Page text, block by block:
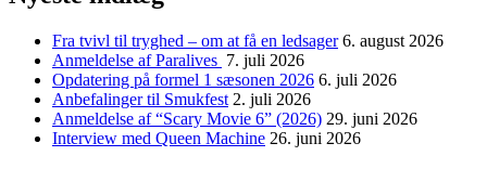
Fra tvivl til tryghed – om at få en ledsager 6. august 2026
Anmeldelse af Paralives 7. juli 2026
Opdatering på formel 1 sæsonen 2026 6. juli 2026
Anbefalinger til Smukfest 2. juli 2026
Anmeldelse af “Scary Movie 6” (2026) 29. juni 2026
Interview med Queen Machine 26. juni 2026